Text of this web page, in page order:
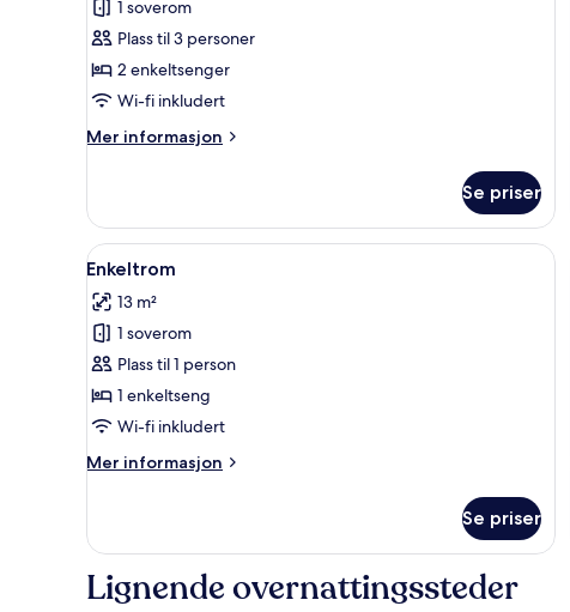
av
Dobbeltrom
–
standard
1 soverom
Plass til 3 personer
2 enkeltsenger
Wi-fi inkludert
Mer informasjon
Mer
–
standard
Se priser
Åpne
alle
bildene
av
Enkeltrom
Enkeltrom | Safe på rommet,
4
Enkeltrom
13 m²
1 soverom
Plass til 1 person
1 enkeltseng
Wi-fi inkludert
Mer informasjon
Mer
Se priser
Lignende overnattingssteder